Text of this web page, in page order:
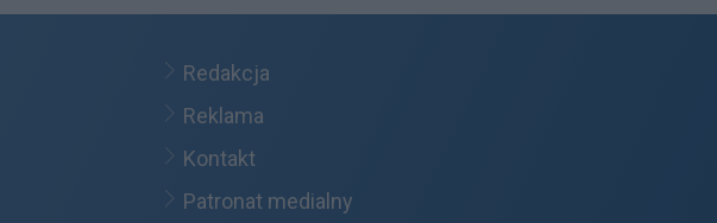
Redakcja
Reklama
Kontakt
Patronat medialny